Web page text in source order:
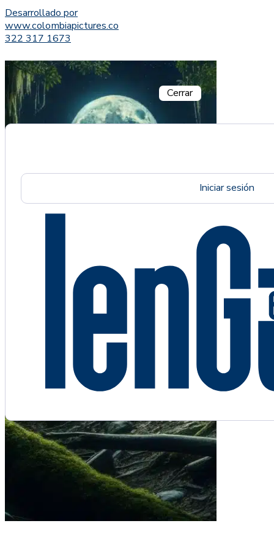
Desarrollado por
www.colombiapictures.co
322 317 1673
Cerrar
Iniciar sesión